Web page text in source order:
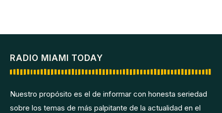
RADIO MIAMI TODAY
Nuestro propósito es el de informar con honesta seriedad
sobre los temas de más palpitante de la actualidad en el